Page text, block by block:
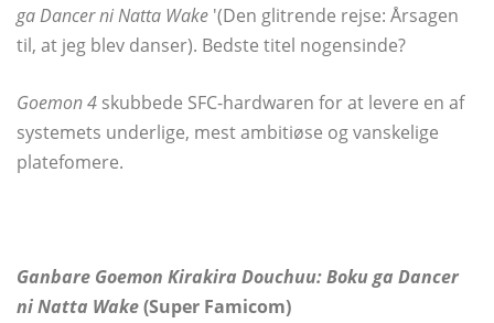
ga Dancer ni Natta Wake '(Den glitrende rejse: Årsagen
til, at jeg blev danser). Bedste titel nogensinde?
Goemon 4 skubbede SFC-hardwaren for at levere en af ​​
systemets underlige, mest ambitiøse og vanskelige
platefomere.
Ganbare Goemon Kirakira Douchuu: Boku ga Dancer
ni Natta Wake(Super Famicom)